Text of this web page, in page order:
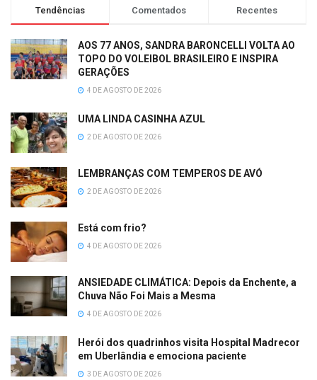
Tendências Comentados Recentes
AOS 77 ANOS, SANDRA BARONCELLI VOLTA AO
TOPO DO VOLEIBOL BRASILEIRO E INSPIRA
GERAÇÕES
4 DE AGOSTO DE 2026
UMA LINDA CASINHA AZUL
2 DE AGOSTO DE 2026
LEMBRANÇAS COM TEMPEROS DE AVÓ
2 DE AGOSTO DE 2026
Está com frio?
4 DE AGOSTO DE 2026
ANSIEDADE CLIMÁTICA: Depois da Enchente, a
Chuva Não Foi Mais a Mesma
4 DE AGOSTO DE 2026
Herói dos quadrinhos visita Hospital Madrecor
em Uberlândia e emociona paciente
3 DE AGOSTO DE 2026